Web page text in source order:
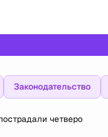
Законодательство
четверо